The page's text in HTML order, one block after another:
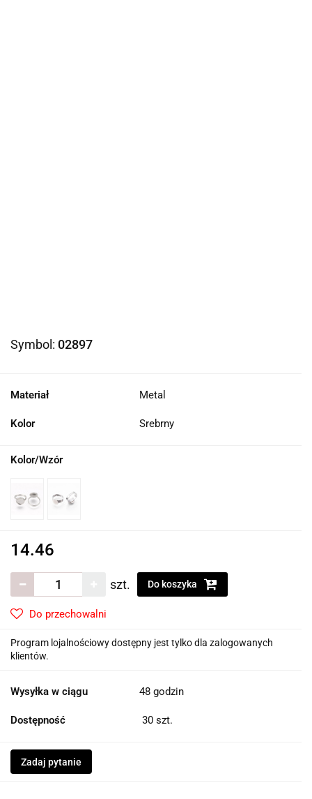
Symbol: 02897
Materiał Metal
Kolor Srebrny
Kolor/Wzór
14.46
szt. Do koszyka
Do przechowalni
Program lojalnościowy dostępny jest tylko dla zalogowanych
klientów.
Wysyłka w ciągu 48 godzin
Dostępność 30 szt.
Zadaj pytanie